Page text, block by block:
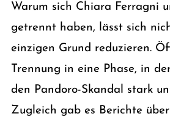
Warum sich Chiara Ferragni
getrennt haben, lässt sich
einzigen Grund reduzieren.
Trennung in eine Phase, in
den Pandoro-Skandal stark
Zugleich gab es Berichte